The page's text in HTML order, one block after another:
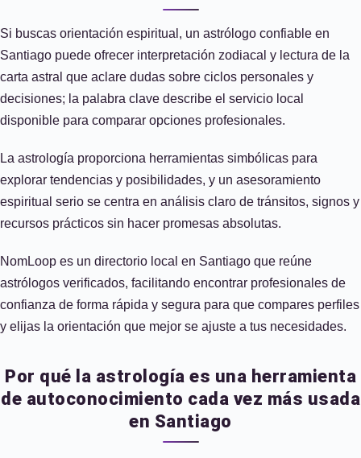
Si buscas orientación espiritual, un astrólogo confiable en
Santiago puede ofrecer interpretación zodiacal y lectura de la
carta astral que aclare dudas sobre ciclos personales y
decisiones; la palabra clave describe el servicio local
disponible para comparar opciones profesionales.
La astrología proporciona herramientas simbólicas para
explorar tendencias y posibilidades, y un asesoramiento
espiritual serio se centra en análisis claro de tránsitos, signos y
recursos prácticos sin hacer promesas absolutas.
NomLoop es un directorio local en Santiago que reúne
astrólogos verificados, facilitando encontrar profesionales de
confianza de forma rápida y segura para que compares perfiles
y elijas la orientación que mejor se ajuste a tus necesidades.
Por qué la astrología es una herramienta
de autoconocimiento cada vez más usada
en Santiago